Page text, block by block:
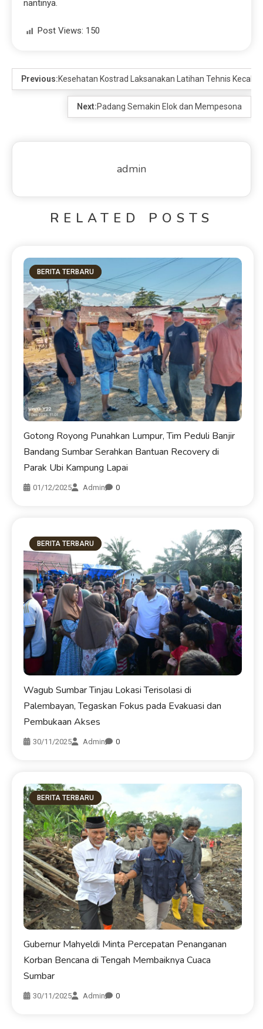
nantinya.
Post Views: 150
Previous:Kesehatan Kostrad Laksanakan Latihan Tehnis
Next:Padang Semakin Elok dan Mempesona
admin
RELATED POSTS
BERITA TERBARU
Gotong Royong Punahkan Lumpur, Tim Peduli Banjir
Bandang Sumbar Serahkan Bantuan Recovery di
Parak Ubi Kampung Lapai
01/12/2025 Admin 0
BERITA TERBARU
Wagub Sumbar Tinjau Lokasi Terisolasi di
Palembayan, Tegaskan Fokus pada Evakuasi dan
Pembukaan Akses
30/11/2025 Admin 0
BERITA TERBARU
Gubernur Mahyeldi Minta Percepatan Penanganan
Korban Bencana di Tengah Membaiknya Cuaca
Sumbar
30/11/2025 Admin 0